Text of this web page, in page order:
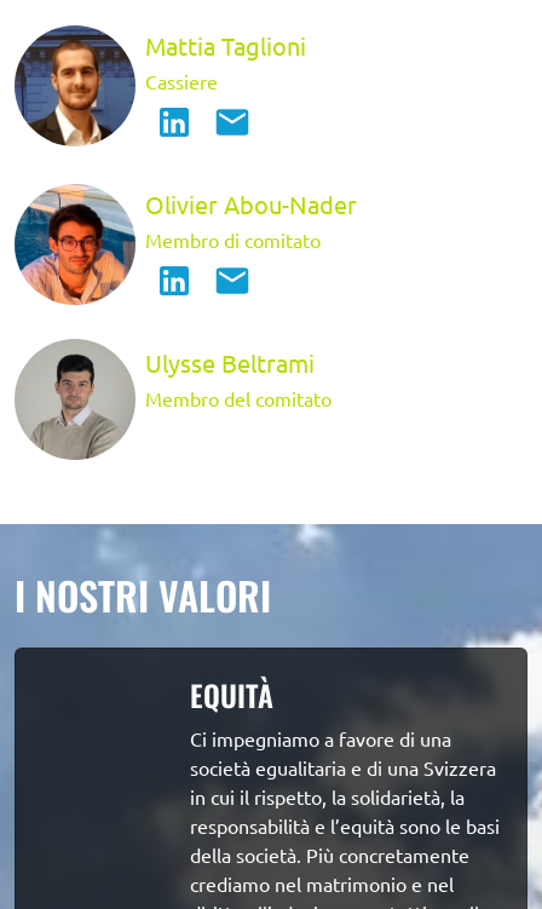
Mattia Taglioni
Cassiere
Olivier Abou-Nader
Membro di comitato
Ulysse Beltrami
Membro del comitato
I NOSTRI VALORI
EQUITÀ
Ci impegniamo a favore di una
società egualitaria e di una Svizzera
in cui il rispetto, la solidarietà, la
responsabilità e l’equità sono le basi
della società. Più concretamente
crediamo nel matrimonio e nel